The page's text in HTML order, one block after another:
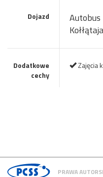
Dojazd
Dodatkowe
cechy
Zajęcia
PRAWA